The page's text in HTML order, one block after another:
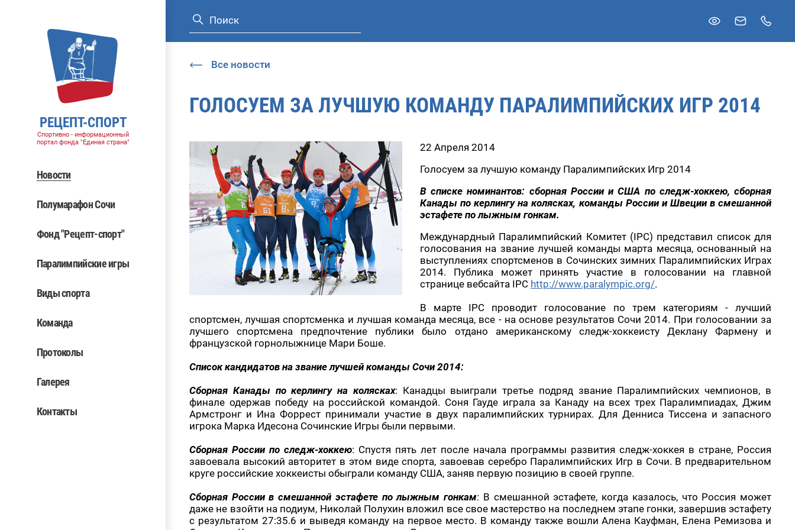
РЕЦЕПТ-СПОРТ
Спортивно - информационный
портал фонда "Единая страна"
Новости
Полумарафон Сочи
Фонд "Рецепт-спорт"
Паралимпийские игры
Виды спорта
Команда
Протоколы
Галерея
Контакты
Все новости
ГОЛОСУЕМ ЗА ЛУЧШУЮ КОМАНДУ ПАРАЛИМПИЙСКИХ ИГР 2014
22 Апреля 2014
Голосуем за лучшую команду Паралимпийских Игр 2014
В списке номинантов: сборная России и США по следж-хоккею, сборная
Канады по керлингу на колясках, команды России и Швеции в смешанной
эстафете по лыжным гонкам.
Междунардный Паралимпийский Комитет (IPC) представил список для
голосования на звание лучшей команды марта месяца, основанный на
выступлениях спортсменов в Сочинских зимних Паралимпийских Играх
2014. Публика может принять участие в голосовании на главной
странице вебсайта IPC http://www.paralympic.org/.
В марте IPC проводит голосование по трем категориям - лучший
спортсмен, лучшая спортсменка и лучшая команда месяца, все - на основе результатов Сочи 2014. При голосовании за
лучшего спортсмена предпочтение публики было отдано американскому следж-хоккеисту Деклану Фармену и
французской горнолыжнице Мари Боше.
Список кандидатов на звание лучшей команды Сочи 2014:
Сборная Канады по керлингу на колясках: Канадцы выиграли третье подряд звание Паралимпийских чемпионов, в
финале одержав победу на российской командой. Соня Гауде играла за Канаду на всех трех Паралимпиадах, Джим
Армстронг и Ина Форрест принимали участие в двух паралимпийских турнирах. Для Денниса Тиссена и запасного
игрока Марка Идесона Сочинские Игры были первыми.
Сборная России по следж-хоккею: Спустя пять лет после начала программы развития следж-хоккея в стране, Россия
завоевала высокий авторитет в этом виде спорта, завоевав серебро Паралимпийских Игр в Сочи. В предварительном
круге российские хоккеисты обыграли команду США, заняв первую позицию в своей группе.
Сборная России в смешанной эстафете по лыжным гонкам: В смешанной эстафете, когда казалось, что Россия может
даже не взойти на подиум, Николай Полухин вложил все свое мастерство на последнем этапе гонки, завершив эстафету
с результатом 27:35.6 и выведя команду на первое место. В команду также вошли Алена Кауфман, Елена Ремизова и